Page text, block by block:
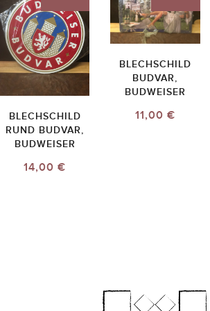
BLECHSCHILD
RUND BUDVAR,
BUDWEISER
14,00 €
BLECHSCHILD
BUDVAR,
BUDWEISER
11,00 €